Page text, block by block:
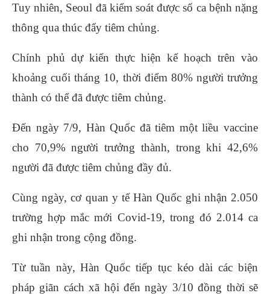
Tuy nhiên, Seoul đã kiểm soát được số ca bệnh nặng
thông qua thúc đẩy tiêm chủng.
Chính phủ dự kiến ​​thực hiện kế hoạch trên vào
khoảng cuối tháng 10, thời điểm 80% người trưởng
thành có thể đã được tiêm chủng.
Đến ngày 7/9, Hàn Quốc đã tiêm một liều vaccine
cho 70,9% người trưởng thành, trong khi 42,6%
người đã được tiêm chủng đầy đủ.
Cùng ngày, cơ quan y tế Hàn Quốc ghi nhận 2.050
trường hợp mắc mới Covid-19, trong đó 2.014 ca
ghi nhận trong cộng đồng.
Từ tuần này, Hàn Quốc tiếp tục kéo dài các biện
pháp giãn cách xã hội đến ngày 3/10 đồng thời sẽ